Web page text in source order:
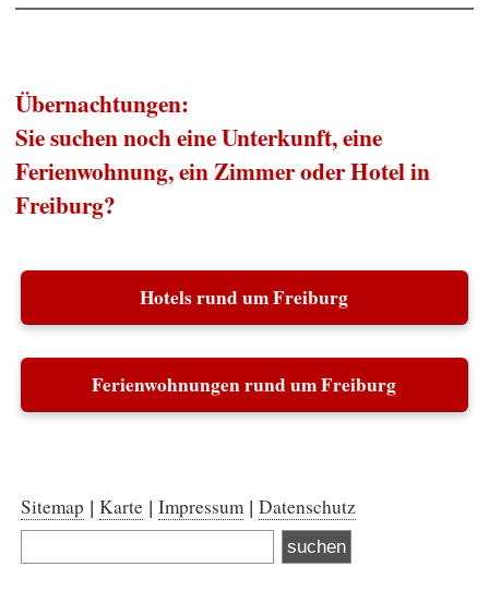
Übernachtungen:
Sie suchen noch eine Unterkunft, eine
Ferienwohnung, ein Zimmer oder Hotel in
Freiburg?
Hotels rund um Freiburg
Ferienwohnungen rund um Freiburg
Sitemap |Karte |Impressum |Datenschutz